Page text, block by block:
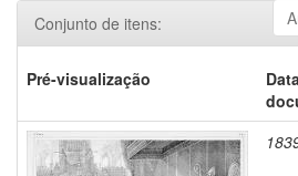
Conjunto de itens:
Pré-visualização